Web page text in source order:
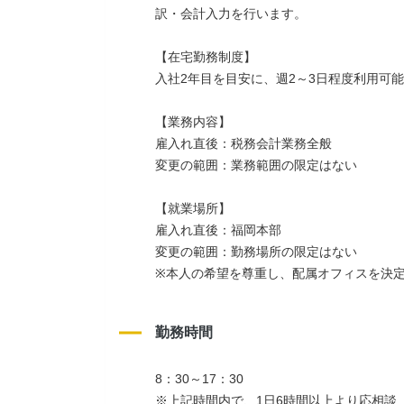
訳・会計入力を行います。
【在宅勤務制度】
入社2年目を目安に、週2～3日程度利用可能
【業務内容】
雇入れ直後：税務会計業務全般
変更の範囲：業務範囲の限定はない
【就業場所】
雇入れ直後：福岡本部
変更の範囲：勤務場所の限定はない
※本人の希望を尊重し、配属オフィスを決
勤務時間
8：30～17：30
※上記時間内で、1日6時間以上より応相談